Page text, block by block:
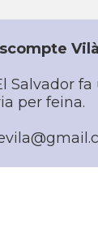
Salvador fa
per feina.